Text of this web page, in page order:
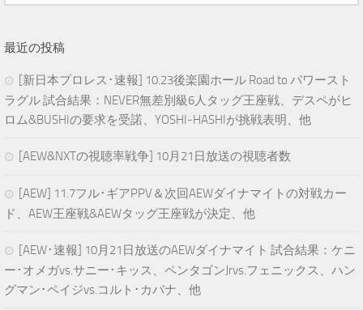
最近の投稿
[新日本プロレス･速報] 10.23後楽園ホール Road to パワースト
ラグル 試合結果：NEVER無差別級6人タッグ王座戦、デスペがヒ
ロム&BUSHIの要求を受諾、YOSHI-HASHIが挑戦表明、他
[AEW&NXTの視聴率戦争] 10月21日放送の視聴者数
[AEW] 11.7フル･ギアPPV＆次回AEWダイナマイトの対戦カー
ド、AEW王座戦&AEWタッグ王座戦が決定、他
[AEW･速報] 10月21日放送のAEWダイナマイト 試合結果：ケニ
ー･オメガvs.サニー･キッス、ペンタゴンJrvs.フェニックス、ハン
グマン･ペイジvs.コルト･カバナ、他